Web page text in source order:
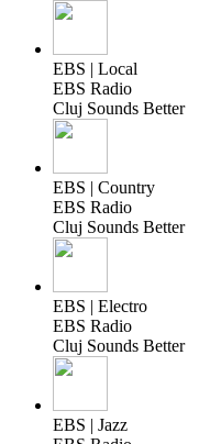
EBS | Local
EBS Radio
Cluj Sounds Better
EBS | Country
EBS Radio
Cluj Sounds Better
EBS | Electro
EBS Radio
Cluj Sounds Better
EBS | Jazz